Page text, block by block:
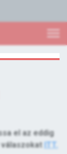
el az eddig
ITT.